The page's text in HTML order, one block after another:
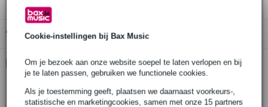
Cookie-instellingen bij Bax Music
Om je bezoek aan onze website soepel te laten verlopen en bij
je te laten passen, gebruiken we functionele cookies.
Als je toestemming geeft, plaatsen we daarnaast voorkeurs-,
statistische en marketingcookies, samen met onze 15 partners
Gratis ophalen in de winkel
Kies nu voor 2 jaar extra Bax Music garantie en meer
voordelen
€ 7,35 eenmalig